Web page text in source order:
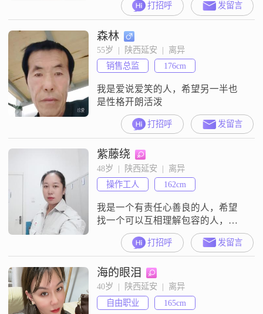
打招呼 发留言
森林
55岁  |  陕西延安  |  离异
销售总监
176cm
我是爱说爱笑的人，希望另一半也
是性格开朗活泼
打招呼 发留言
紫藤绕
48岁  |  陕西延安  |  离异
操作工人
162cm
我是一个有责任心善良的人，希望
找一个可以互相理解包容的人，能
有一个安安稳稳的家
打招呼 发留言
海的眼泪
40岁  |  陕西延安  |  离异
自由职业
165cm